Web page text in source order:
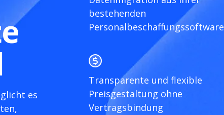
es
bestehenden
Personalbeschaffungssoftware
Transparente und flexible
Preisgestaltung ohne
Vertragsbindung